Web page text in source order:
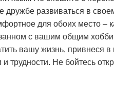
дружбе развиваться в
для обоих место –
с вашим общим
вашу жизнь,
и трудности. Не бойтесь